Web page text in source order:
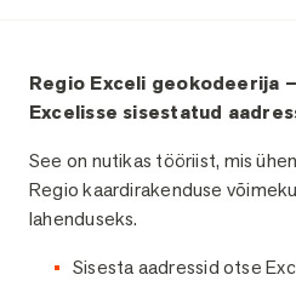
Kirjeldus
Regio Exceli geokodeerija
Excelisse sisestatud
See on nutikas tööriist, mis
Regio kaardirakenduse
lahenduseks.
Sisesta aadressid otse